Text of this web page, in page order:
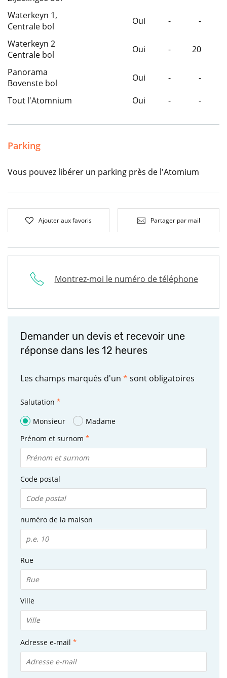
Waterkeyn 1,
Centrale bol
Oui - -
Waterkeyn 2
Centrale bol
Oui - 20
Panorama
Bovenste bol
Oui - -
Tout l'Atomnium Oui - -
Parking
Vous pouvez libérer un parking près de l'Atomium
Ajouter aux favoris Partager par mail
Montrez-moi le numéro de téléphone
Demander un devis et recevoir une
réponse dans les 12 heures
Les champs marqués d'un * sont obligatoires
Salutation
Monsieur
Madame
Prénom et surnom
Code postal
numéro de la maison
Rue
Ville
Adresse e-mail